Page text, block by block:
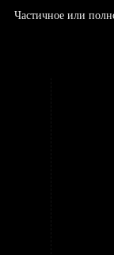
Частичное или